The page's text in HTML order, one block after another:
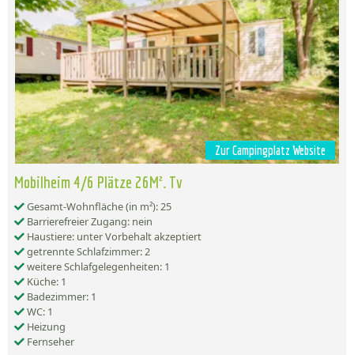
Zur Campingplatz Website
Mobilheim 4/6 Plätze 26M². Tv
Gesamt-Wohnfläche (in m²): 25
Barrierefreier Zugang: nein
Haustiere: unter Vorbehalt akzeptiert
getrennte Schlafzimmer: 2
weitere Schlafgelegenheiten: 1
Küche: 1
Badezimmer: 1
WC: 1
Heizung
Fernseher